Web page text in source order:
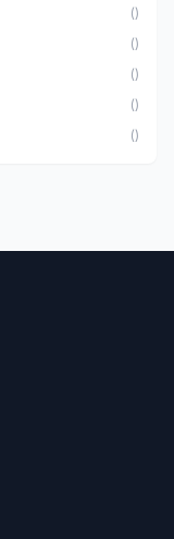
()
()
()
()
()